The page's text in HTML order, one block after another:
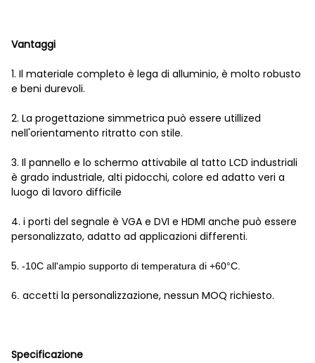
Vantaggi
1. Il materiale completo è lega di alluminio, è molto robusto
e beni durevoli.
2. La progettazione simmetrica può essere utillized
nell'orientamento ritratto con stile.
3. Il pannello e lo schermo attivabile al tatto LCD industriali
è grado industriale, alti pidocchi, colore ed adatto veri a
luogo di lavoro difficile
4. i porti del segnale è VGA e DVI e HDMI anche può essere
personalizzato, adatto ad applicazioni differenti.
5. -10C all'ampio supporto di temperatura di +60°C.
6. accetti la personalizzazione, nessun MOQ richiesto.
Specificazione